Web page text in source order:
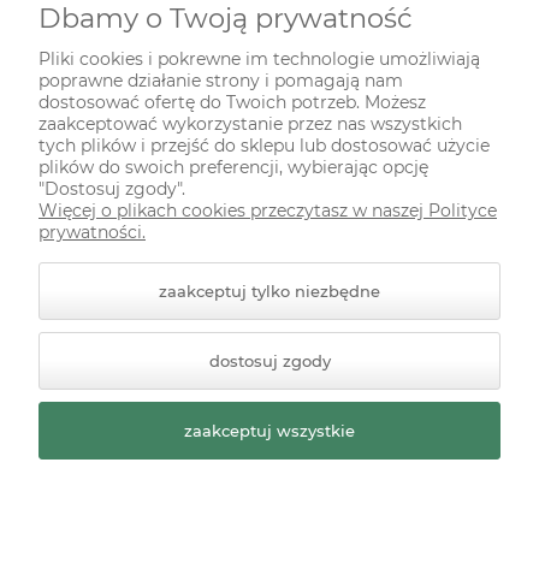
20,90 zł
- + szt.
do koszyka
Flip Top Paint Speckled Egg niebieska
Dostępność: dostępny
20,90 zł
Dbamy o Twoją prywatność
Pliki cookies i pokrewne im technologie umożliwiają
poprawne działanie strony i pomagają nam
dostosować ofertę do Twoich potrzeb. Możesz
zaakceptować wykorzystanie przez nas wszystkich
tych plików i przejść do sklepu lub dostosować użycie
plików do swoich preferencji, wybierając opcję
"Dostosuj zgody".
Więcej o plikach cookies przeczytasz w naszej Polityce
prywatności.
zaakceptuj tylko niezbędne
dostosuj zgody
zaakceptuj wszystkie